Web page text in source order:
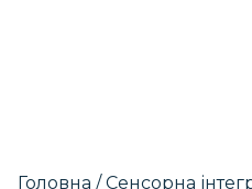
Головна /Сенсорна